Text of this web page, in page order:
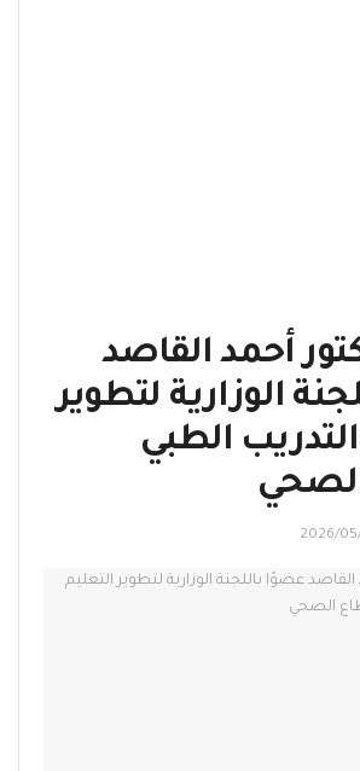
أحمد القاصد
الوزارية لتطوير
الطبي
2026/